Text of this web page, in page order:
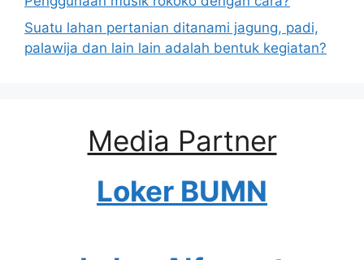
Suatu lahan pertanian ditanami jagung, padi,
palawija dan lain lain adalah bentuk kegiatan?
Media Partner
Loker BUMN